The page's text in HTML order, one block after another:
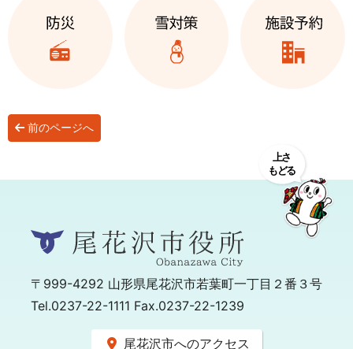
前のページへ
〒999-4292 山形県尾花沢市若葉町一丁目２番３号
Tel.0237-22-1111 Fax.0237-22-1239
尾花沢市へのアクセス